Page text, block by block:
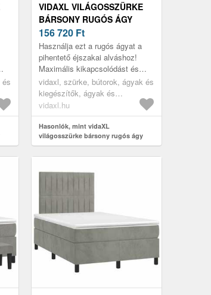
VIDAXL VILÁGOSSZÜRKE
BÁRSONY RUGÓS ÁGY
MATRACCAL 120 X 190 CM
156 720 Ft
Használja ezt a rugós ágyat a
pihentető éjszakai alváshoz!
Maximális kikapcsolódást és
kellemes alvást kínál.
vidaxl, szürke, bútorok, ágyak és
kiegészítők, ágyak és
ágykeretek
vidaxl.hu
Hasonlók, mint vidaXL
világosszürke bársony rugós ágy
matraccal 120 x 190 cm